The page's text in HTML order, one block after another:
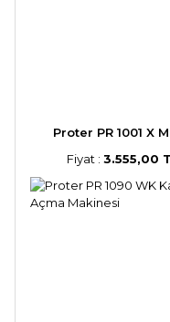
Proter PR 1001 X
Fiyat : 3.555,00